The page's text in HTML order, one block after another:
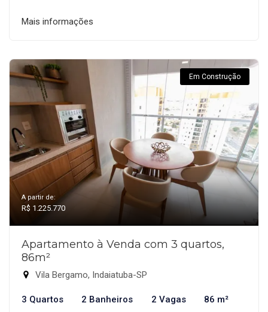
Mais informações
Em Construção
A partir de:
R$ 1.225.770
Apartamento à Venda com 3 quartos,
86m²
Vila Bergamo, Indaiatuba-SP
3 Quartos 2 Banheiros 2 Vagas 86 m²